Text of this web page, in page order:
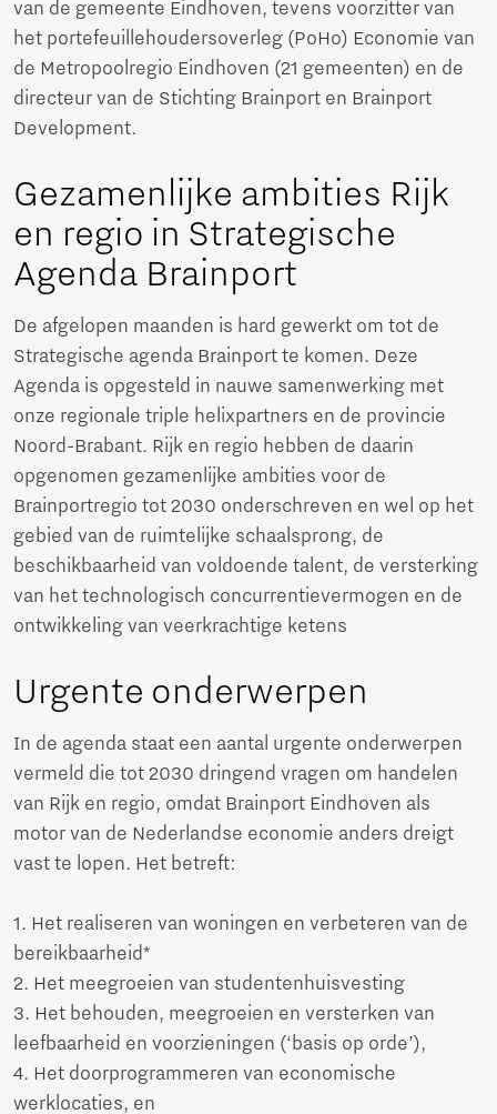
van de gemeente Eindhoven, tevens voorzitter van
het portefeuillehoudersoverleg (PoHo) Economie van
de Metropoolregio Eindhoven (21 gemeenten) en de
directeur van de Stichting Brainport en Brainport
Development.
Gezamenlijke ambities Rijk
en regio in Strategische
Agenda Brainport
De afgelopen maanden is hard gewerkt om tot de
Strategische agenda Brainport te komen. Deze
Agenda is opgesteld in nauwe samenwerking met
onze regionale triple helixpartners en de provincie
Noord-Brabant. Rijk en regio hebben de daarin
opgenomen gezamenlijke ambities voor de
Brainportregio tot 2030 onderschreven en wel op het
gebied van de ruimtelijke schaalsprong, de
beschikbaarheid van voldoende talent, de versterking
van het technologisch concurrentievermogen en de
ontwikkeling van veerkrachtige ketens
Urgente onderwerpen
In de agenda staat een aantal urgente onderwerpen
vermeld die tot 2030 dringend vragen om handelen
van Rijk en regio, omdat Brainport Eindhoven als
motor van de Nederlandse economie anders dreigt
vast te lopen. Het betreft:
1. Het realiseren van woningen en verbeteren van de
bereikbaarheid*
2. Het meegroeien van studentenhuisvesting
3. Het behouden, meegroeien en versterken van
leefbaarheid en voorzieningen (‘basis op orde’),
4. Het doorprogrammeren van economische
werklocaties, en